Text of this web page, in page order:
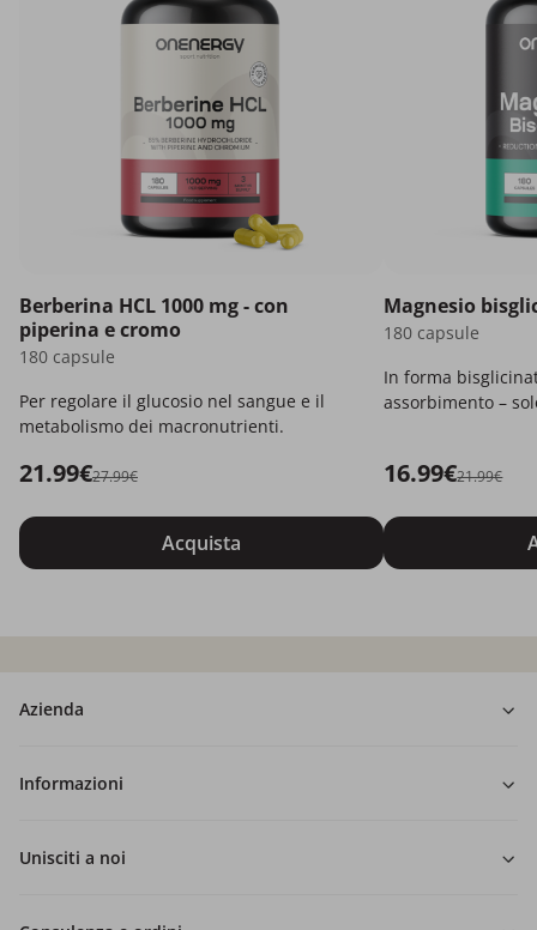
Berberina HCL 1000 mg - con
piperina e cromo
180 capsule
Per regolare il glucosio nel sangue e il
metabolismo dei macronutrienti.
21.99€27.99€
Acquista
Magnesio
180 capsule
In forma
assorbimento –
16.99€21.99€
Azienda
Informazioni
Unisciti a noi